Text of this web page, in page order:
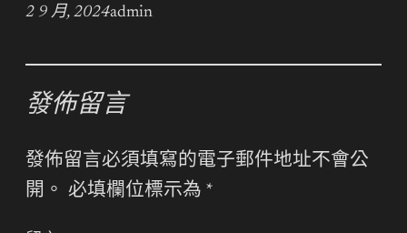
2 9 月, 2024admin
發佈留言
發佈留言必須填寫的電子郵件地址不會公
開。 必填欄位標示為 *